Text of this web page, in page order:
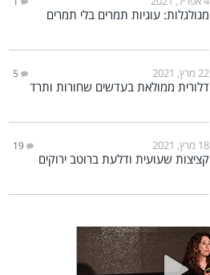
מגולגלות: עוגיות תמרים בלי תמרים
22 מרץ, 2021 5
דלורית ממולאת בעדשים שחורות ותרד
18 מרץ, 2021 19
קציצות שעועית ודלעת ברוטב ירוקים